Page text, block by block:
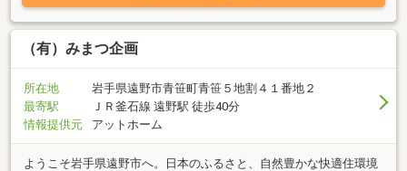
るような交渉や、弊社の身銭を切ったサービス、また金額では表せ
ない入居後の税金関係のフルサポートサービスや諸々の相談対応
等、他社とは比較にならない「お得」と「安心」を提供する会社で
ア）しか取扱っておりません（掲載している物件はサポート対象で
す）購入いただいたお客様の満足度が非常に高いのが弊社の自慢。
「売りっぱなしの業者に住宅購入は任せられない」とお考えの方は
（有）みまつ企画
所在地
岩手県遠野市青笹町青笹５地割４１番地２
最寄駅
ＪＲ釜石線 遠野駅 徒歩40分
情報提供元
アットホーム
ようこそ岩手県遠野市へ。日本のふるさと、自然豊かな快適住環境